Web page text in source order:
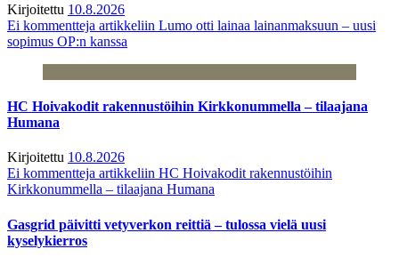
Kirjoitettu 10.8.2026
Ei kommentteja artikkeliin Lumo otti lainaa lainanmaksuun – uusi
sopimus OP:n kanssa
HC Hoivakodit rakennustöihin Kirkkonummella – tilaajana
Humana
Kirjoitettu 10.8.2026
Ei kommentteja artikkeliin HC Hoivakodit rakennustöihin
Kirkkonummella – tilaajana Humana
Gasgrid päivitti vetyverkon reittiä – tulossa vielä uusi
kyselykierros